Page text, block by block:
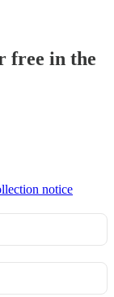
free in the
notice